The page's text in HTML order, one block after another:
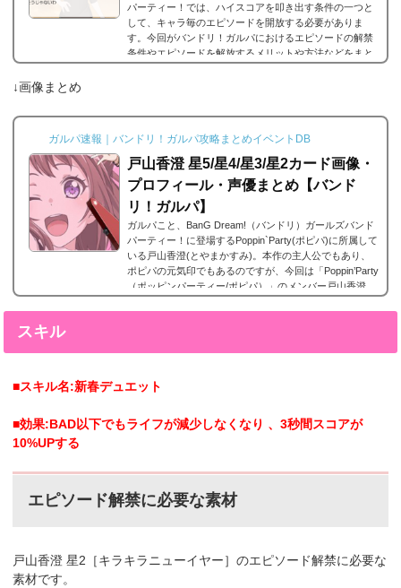
パーティー！では、ハイスコアを叩き出す条件の一つと
して、キャラ毎のエピソードを開放する必要がありま
す。今回がバンドリ！ガルパにおけるエピソードの解禁
条件やエピソードを解放するメリットや方法などをまと
す。エピソードは各キャラクターの詳細にあり、解放す
よ...
↓画像まとめ
ガルパ速報｜バンドリ！ガルパ攻略まとめイベントDB
戸山香澄 星5/星4/星3/星2カード画像・
プロフィール・声優まとめ【バンド
リ！ガルパ】
ガルパこと、BanG Dream!（バンドリ）ガールズバンド
パーティー！に登場するPoppin`Party(ポピパ)に所属して
いる戸山香澄(とやまかすみ)。本作の主人公でもあり、
ポピパの元気印でもあるのですが、今回は「Poppin’Party
（ポッピンパーティー/ポピパ）」のメンバー戸山香澄
スキル
■スキル名:新春デュエット
■効果:BAD以下でもライフが減少しなくなり 、3秒間スコアが
10%UPする
エピソード解禁に必要な素材
戸山香澄 星2［キラキラニューイヤー］のエピソード解禁に必要な
素材です。